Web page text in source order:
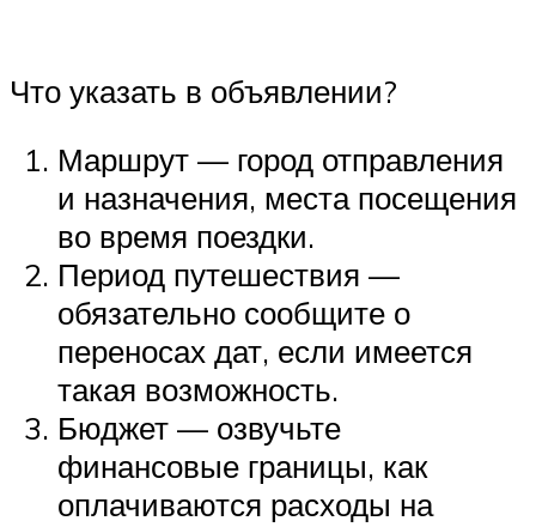
Что указать в объявлении?
Маршрут — город отправления
и назначения, места посещения
во время поездки.
Период путешествия —
обязательно сообщите о
переносах дат, если имеется
такая возможность.
Бюджет — озвучьте
финансовые границы, как
оплачиваются расходы на